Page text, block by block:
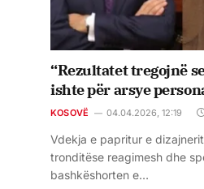
“Rezultatet tregojnë
ishte për arsye
KOSOVË 04.04.2026, 12:19
Vdekja e papritur e
tronditëse reagimesh dhe
bashkëshorten e…